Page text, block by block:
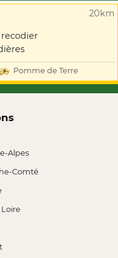
20km
Pomme de Terre
Alpes
Comté